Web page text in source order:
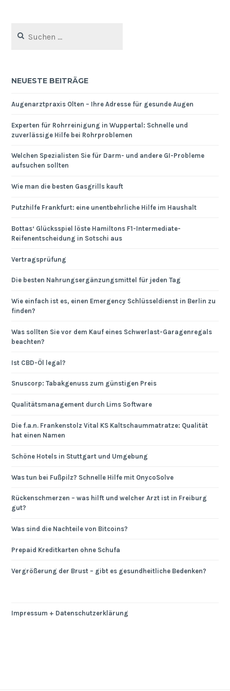
nach:
NEUESTE BEITRÄGE
Augenarztpraxis Olten – Ihre Adresse für gesunde Augen
Experten für Rohrreinigung in Wuppertal: Schnelle und
zuverlässige Hilfe bei Rohrproblemen
Welchen Spezialisten Sie für Darm- und andere GI-Probleme
aufsuchen sollten
Wie man die besten Gasgrills kauft
Putzhilfe Frankfurt: eine unentbehrliche Hilfe im Haushalt
Bottas‘ Glücksspiel löste Hamiltons F1-Intermediate-
Reifenentscheidung in Sotschi aus
Vertragsprüfung
Die besten Nahrungsergänzungsmittel für jeden Tag
Wie einfach ist es, einen Emergency Schlüsseldienst in Berlin zu
finden?
Was sollten Sie vor dem Kauf eines Schwerlast-Garagenregals
beachten?
Ist CBD-Öl legal?
Snuscorp: Tabakgenuss zum günstigen Preis
Qualitätsmanagement durch Lims Software
Die f.a.n. Frankenstolz Vital KS Kaltschaummatratze: Qualität
hat einen Namen
Schöne Hotels in Stuttgart und Umgebung
Was tun bei Fußpilz? Schnelle Hilfe mit OnycoSolve
Rückenschmerzen – was hilft und welcher Arzt ist in Freiburg
gut?
Was sind die Nachteile von Bitcoins?
Prepaid Kreditkarten ohne Schufa
Vergrößerung der Brust – gibt es gesundheitliche Bedenken?
Impressum + Datenschutzerklärung